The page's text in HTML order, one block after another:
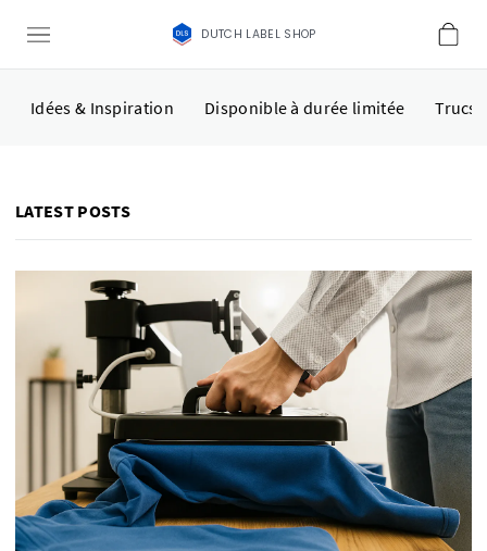
DUTCH LABEL SHOP
Idées & Inspiration Disponible à durée limitée Trucs
LATEST POSTS